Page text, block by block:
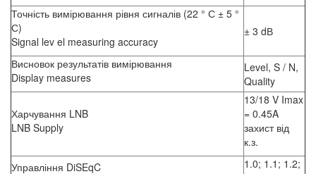
Точність вимірювання рівня сигналів (22 ° С ± 5 °
С)
Signal lev el measuring accuracy
± 3 dВ
Висновок результатів вимірювання
Display measures
Level, S / N,
Quality
Харчування LNB
LNB Supply
13/18 V Imax
= 0.45A
захист від
к.з.
Управління DiSEqC
1.0; 1.1; 1.2;